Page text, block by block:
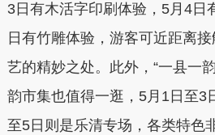
3日有木活字印刷体验，5月4日
日有竹雕体验，游客可近距离
艺的精妙之处。此外，“一县一
韵市集也值得一逛，5月1日至3
至5日则是乐清专场，各类特色